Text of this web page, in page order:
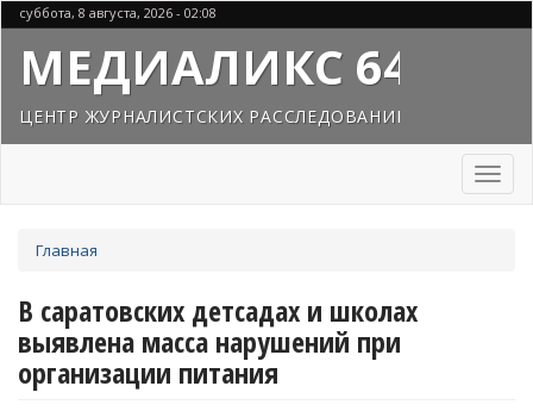
Перейти
к
основному
содержанию
суббота, 8 августа, 2026 - 02:08
МЕДИАЛИКС 64
ЦЕНТР ЖУРНАЛИСТСКИХ РАССЛЕДОВАНИЙ
Toggle
здесь
Главная
В саратовских детсадах и школах
выявлена масса нарушений при
организации питания